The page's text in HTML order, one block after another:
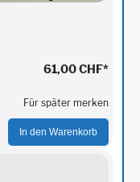
61,00 CHF*
Für später merken
In den Warenkorb